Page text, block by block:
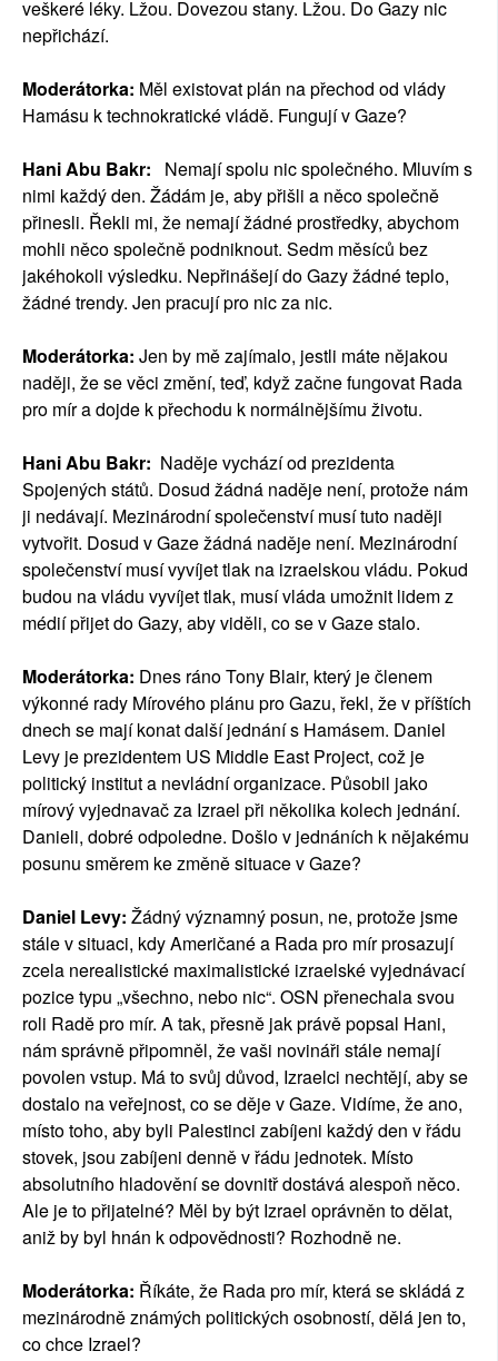
veškeré léky. Lžou. Dovezou stany. Lžou. Do Gazy nic
nepřichází.
Moderátorka: Měl existovat plán na přechod od vlády
Hamásu k technokratické vládě. Fungují v Gaze?
Hani Abu Bakr: Nemají spolu nic společného. Mluvím s
nimi každý den. Žádám je, aby přišli a něco společně
přinesli. Řekli mi, že nemají žádné prostředky, abychom
mohli něco společně podniknout. Sedm měsíců bez
jakéhokoli výsledku. Nepřinášejí do Gazy žádné teplo,
žádné trendy. Jen pracují pro nic za nic.
Moderátorka: Jen by mě zajímalo, jestli máte nějakou
naději, že se věci změní, teď, když začne fungovat Rada
pro mír a dojde k přechodu k normálnějšímu životu.
Hani Abu Bakr: Naděje vychází od prezidenta
Spojených států. Dosud žádná naděje není, protože nám
ji nedávají. Mezinárodní společenství musí tuto naději
vytvořit. Dosud v Gaze žádná naděje není. Mezinárodní
společenství musí vyvíjet tlak na izraelskou vládu. Pokud
budou na vládu vyvíjet tlak, musí vláda umožnit lidem z
médií přijet do Gazy, aby viděli, co se v Gaze stalo.
Moderátorka: Dnes ráno Tony Blair, který je členem
výkonné rady Mírového plánu pro Gazu, řekl, že v příštích
dnech se mají konat další jednání s Hamásem. Daniel
Levy je prezidentem US Middle East Project, což je
politický institut a nevládní organizace. Působil jako
mírový vyjednavač za Izrael při několika kolech jednání.
Danieli, dobré odpoledne. Došlo v jednáních k nějakému
posunu směrem ke změně situace v Gaze?
Daniel Levy: Žádný významný posun, ne, protože jsme
stále v situaci, kdy Američané a Rada pro mír prosazují
zcela nerealistické maximalistické izraelské vyjednávací
pozice typu „všechno, nebo nic“. OSN přenechala svou
roli Radě pro mír. A tak, přesně jak právě popsal Hani,
nám správně připomněl, že vaši novináři stále nemají
povolen vstup. Má to svůj důvod, Izraelci nechtějí, aby se
dostalo na veřejnost, co se děje v Gaze. Vidíme, že ano,
místo toho, aby byli Palestinci zabíjeni každý den v řádu
stovek, jsou zabíjeni denně v řádu jednotek. Místo
absolutního hladovění se dovnitř dostává alespoň něco.
Ale je to přijatelné? Měl by být Izrael oprávněn to dělat,
aniž by byl hnán k odpovědnosti? Rozhodně ne.
Moderátorka: Říkáte, že Rada pro mír, která se skládá z
mezinárodně známých politických osobností, dělá jen to,
co chce Izrael?